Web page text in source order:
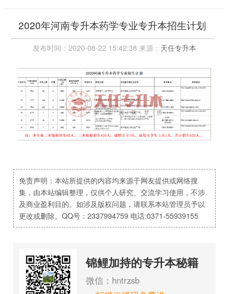
2020年河南专升本药学专业专升本招生计划
发布时间：2020-08-22 15:42:38 来源： 天任专升本
免责声明：本站所提供的内容均来源于网友提供或网络搜
集，由本站编辑整理，仅供个人研究、交流学习使用，不涉
及商业盈利目的。如涉及版权问题，请联系本站管理员予以
更改或删除。QQ号：2337994759 电话:0371-55939155
锦鲤加持的专升本秘籍
微信：hntrzsb